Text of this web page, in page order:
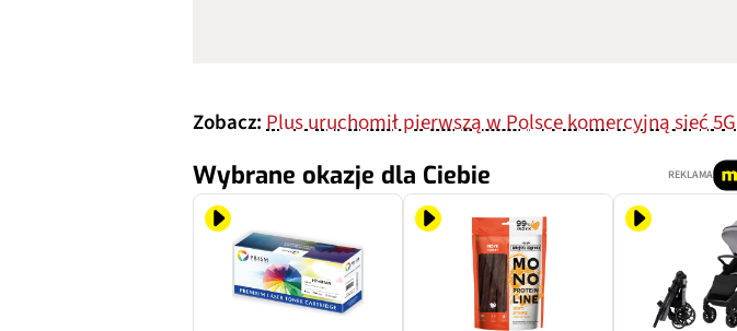
Zobacz:Plus uruchomił pierwszą w Polsce komercyjną sieć 5G
Wybrane okazje dla Ciebie REKLAMA